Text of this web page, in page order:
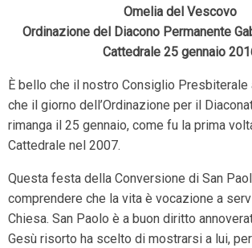
Omelia del Vescovo
Ordinazione del Diacono Permanente
Cattedrale 25 gennaio
È bello che il nostro Consiglio
che il giorno dell’Ordinazione per il
rimanga il 25 gennaio, come fu la prima
Cattedrale nel 2007.
Questa festa della Conversione di San
comprendere che la vita è vocazione a
Chiesa. San Paolo è a buon diritto
Gesù risorto ha scelto di mostrarsi a lui,